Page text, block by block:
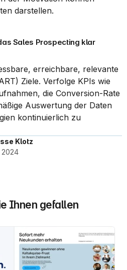
darstellen.
Sales Prospecting klar
erreichbare, relevante
Ziele. Verfolge KPIs wie
die Conversion-Rate
Auswertung der Daten
kontinuierlich zu
Klotz
2024
Ihnen gefallen